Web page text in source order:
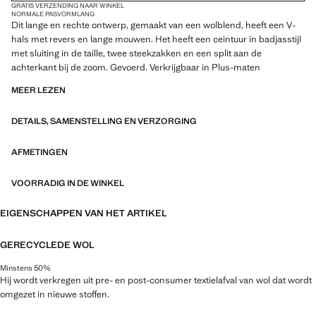
GRATIS VERZENDING NAAR WINKEL
NORMALE PASVORMLANG
Dit lange en rechte ontwerp, gemaakt van een wolblend, heeft een V-
hals met revers en lange mouwen. Het heeft een ceintuur in badjasstijl
met sluiting in de taille, twee steekzakken en een split aan de
achterkant bij de zoom. Gevoerd. Verkrijgbaar in Plus-maten
MEER LEZEN
DETAILS, SAMENSTELLING EN VERZORGING
AFMETINGEN
VOORRADIG IN DE WINKEL
EIGENSCHAPPEN VAN HET ARTIKEL
GERECYCLEDE WOL
Minstens 50%
Hij wordt verkregen uit pre- en post-consumer textielafval van wol dat wordt
omgezet in nieuwe stoffen.